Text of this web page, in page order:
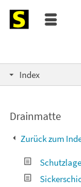
Index
Drainmatte
Zurück zum